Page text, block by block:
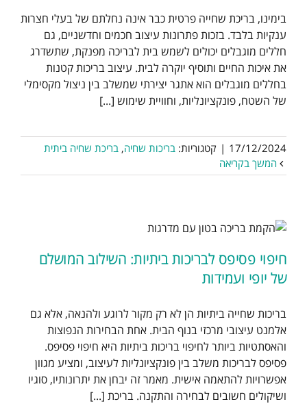
בימינו, בריכת שחייה פרטית כבר אינה נחלתם של בעלי חצרות
ענקיות בלבד. בזכות פתרונות עיצוב חכמים וחדשניים, גם
חללים מוגבלים יכולים לשמש בית לבריכה מפנקת, שתשדרג
את איכות החיים ותוסיף יוקרה לבית. עיצוב בריכות קטנות
בחללים מוגבלים הוא אתגר יצירתי שמשלב בין ניצול מקסימלי
של השטח, פונקציונליות, וחוויית שימוש [...]
17/12/2024
| קטגוריות: בריכות שחיה, בריכת שחיה ביתית
המשך בקריאה
חיפוי פסיפס לבריכות ביתיות: השילוב המושלם
של יופי ועמידות
בריכות שחייה ביתיות הן לא רק מקור לרוגע ולהנאה, אלא גם
אלמנט עיצובי מרכזי בנוף הבית. אחת הבחירות הנפוצות
והאסתטיות ביותר לחיפוי בריכות ביתיות היא חיפוי פסיפס.
פסיפס לבריכות משלב בין פונקציונליות לעיצוב, ומציע מגוון
אפשרויות להתאמה אישית. מאמר זה יבחן את יתרונותיו, סוגיו
ושיקולים חשובים לבחירה והתקנה. בריכת [...]